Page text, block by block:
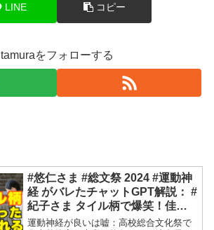
LINE コピー
tamuraをフォローする
#悠仁さま #総文祭 2024 #運動神
経 がバレたチャットGPT解説： #
紀子さま タイル柄で爆笑！佳子
さま眞子さん同級生暴露で大学生
運動神経が良いは嘘：高校総合文化祭で